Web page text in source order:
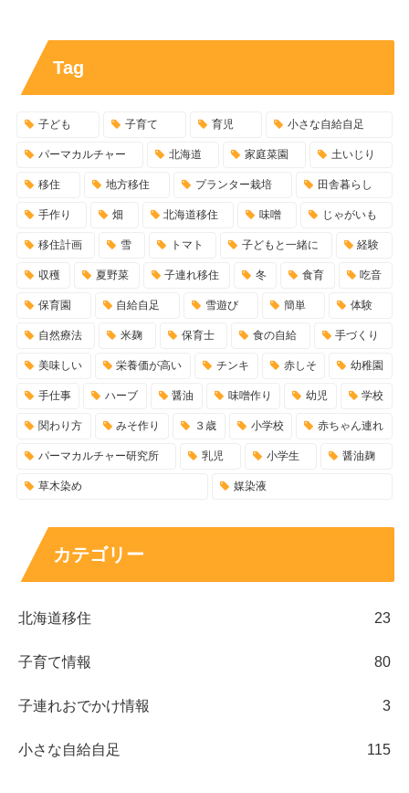
Tag
子ども 子育て 育児 小さな自給自足
パーマカルチャー 北海道 家庭菜園 土いじり
移住 地方移住 プランター栽培 田舎暮らし
手作り 畑 北海道移住 味噌 じゃがいも
移住計画 雪 トマト 子どもと一緒に 経験
収穫 夏野菜 子連れ移住 冬 食育 吃音
保育園 自給自足 雪遊び 簡単 体験
自然療法 米麹 保育士 食の自給 手づくり
美味しい 栄養価が高い チンキ 赤しそ 幼稚園
手仕事 ハーブ 醤油 味噌作り 幼児 学校
関わり方 みそ作り ３歳 小学校 赤ちゃん連れ
パーマカルチャー研究所 乳児 小学生 醤油麹
草木染め 媒染液
カテゴリー
北海道移住 23
子育て情報 80
子連れおでかけ情報 3
小さな自給自足 115